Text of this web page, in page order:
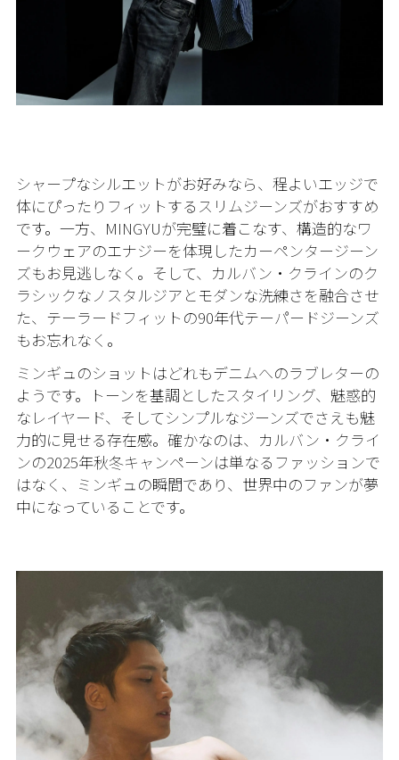
シャープなシルエットがお好みなら、程よいエッジで
体にぴったりフィットするスリムジーンズがおすすめ
です。一方、MINGYUが完璧に着こなす、構造的なワ
ークウェアのエナジーを体現したカーペンタージーン
ズもお見逃しなく。そして、カルバン・クラインのク
ラシックなノスタルジアとモダンな洗練さを融合させ
た、テーラードフィットの90年代テーパードジーンズ
もお忘れなく。
ミンギュのショットはどれもデニムへのラブレターの
ようです。トーンを基調としたスタイリング、魅惑的
なレイヤード、そしてシンプルなジーンズでさえも魅
力的に見せる存在感。確かなのは、カルバン・クライ
ンの2025年秋冬キャンペーンは単なるファッションで
はなく、ミンギュの瞬間であり、世界中のファンが夢
中になっていることです。